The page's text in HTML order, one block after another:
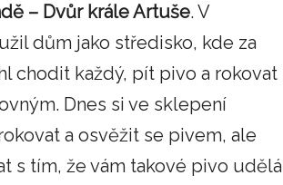
– Dvůr krále Artuše. V
dům jako středisko, kde za
chodit každý, pít pivo a rokovat
Dnes si ve sklepení
a osvěžit se pivem, ale
s tím, že vám takové pivo udělá